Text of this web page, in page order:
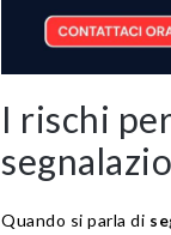
I rischi
Quando si parla di